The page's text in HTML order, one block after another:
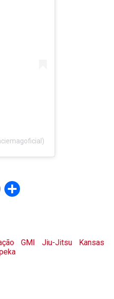
EmailShare
GMI Jiu-Jitsu
Kansas